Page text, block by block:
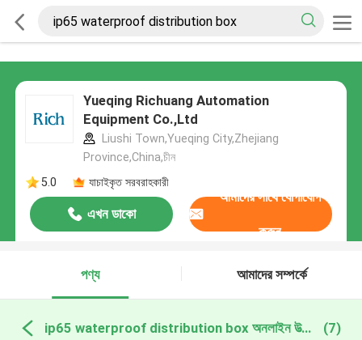
Yueqing Richuang Automation
Equipment Co.,Ltd
Liushi Town,Yueqing City,Zhejiang
Province,China,চীন
5.0
যাচাইকৃত সরবরাহকারী
এখন ডাকো
আমাদের সাথে যোগাযোগ
করুন
পণ্য আমাদের সম্পর্কে
ip65 waterproof distribution box অনলাইন উত্পাদন (7)